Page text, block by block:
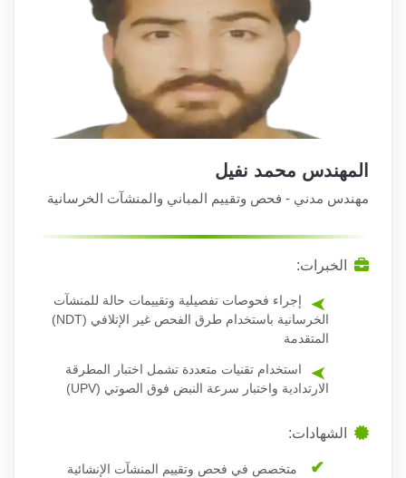
المهندس محمد نفيل
مهندس مدني - فحص وتقييم المباني والمنشآت الخرسانية
الخبرات:
إجراء فحوصات تفصيلية وتقييمات حالة للمنشآت
الخرسانية باستخدام طرق الفحص غير الإتلافي (NDT)
المتقدمة
استخدام تقنيات متعددة تشمل اختبار المطرقة
الارتدادية واختبار سرعة النبض فوق الصوتي (UPV)
الشهادات:
متخصص في فحص وتقييم المنشآت الإنشائية